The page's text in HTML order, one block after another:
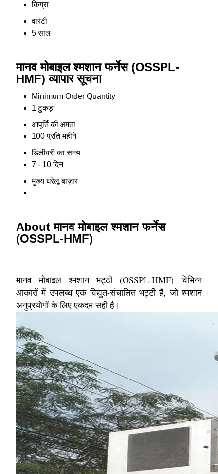
किग्रा
वारंटी
5 साल
मानव मोबाइल श्मशान फर्नेस (OSSPL-
HMF) व्यापार सूचना
Minimum Order Quantity
1 टुकड़ा
आपूर्ति की क्षमता
100 प्रति महीने
डिलीवरी का समय
7 - 10 दिन
मुख्य घरेलू बाज़ार
About मानव मोबाइल श्मशान फर्नेस
(OSSPL-HMF)
मानव मोबाइल श्मशान भट्ठी (OSSPL-HMF) विभिन्न
आकारों में उपलब्ध एक विद्युत-संचालित भट्टी है, जो श्मशान
अनुप्रयोगों के लिए एकदम सही है।